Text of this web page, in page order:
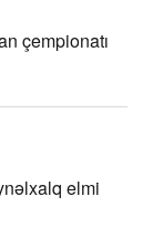
çempionatı
elmi